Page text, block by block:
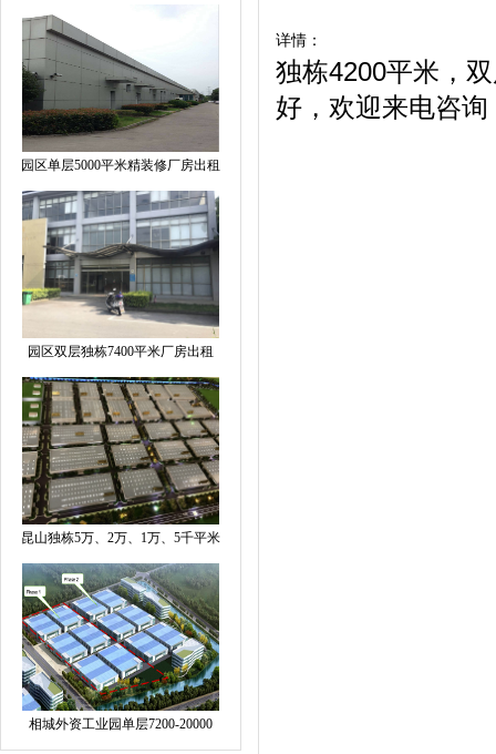
园区单层5000平米精装修厂房出租
园区双层独栋7400平米厂房出租
昆山独栋5万、2万、1万、5千平米
相城外资工业园单层7200-20000
详情：
独栋4200平米，
好，欢迎来电咨询